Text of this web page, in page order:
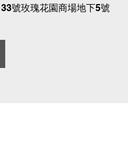
號玫瑰花園商場地下5號